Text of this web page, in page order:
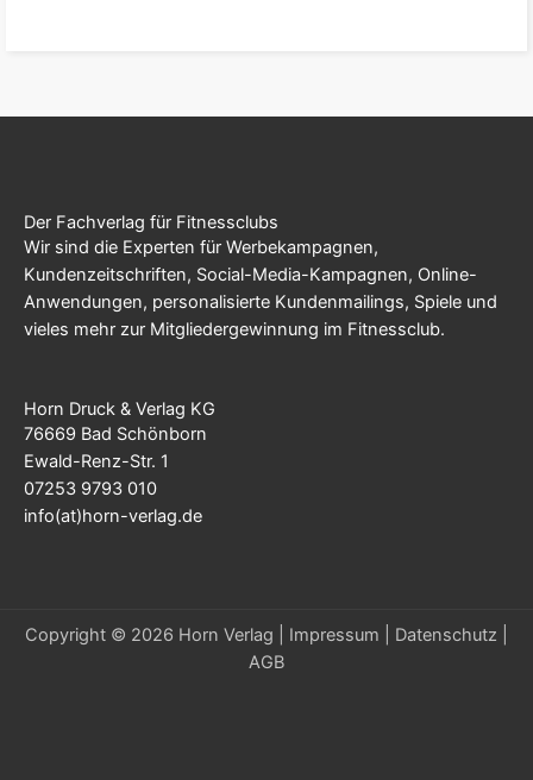
Der Fachverlag für Fitnessclubs
Wir sind die Experten für Werbekampagnen,
Kundenzeitschriften, Social-Media-Kampagnen, Online-
Anwendungen, personalisierte Kundenmailings, Spiele und
vieles mehr zur Mitgliedergewinnung im Fitnessclub.
Horn Druck & Verlag KG
76669 Bad Schönborn
Ewald-Renz-Str. 1
07253 9793 010
info(at)horn-verlag.de
Copyright © 2026 Horn Verlag | Impressum Datenschutz
AGB